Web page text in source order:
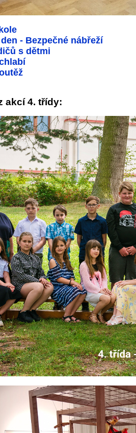
- Bezpečné nábřeží
s dětmi
akcí 4. třídy: